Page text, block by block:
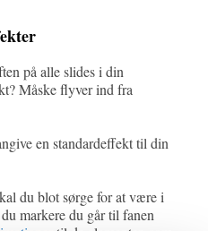
på alle slides i din
Måske flyver ind fra
en standardeffekt til din
du blot sørge for at være i
markere du går til fanen